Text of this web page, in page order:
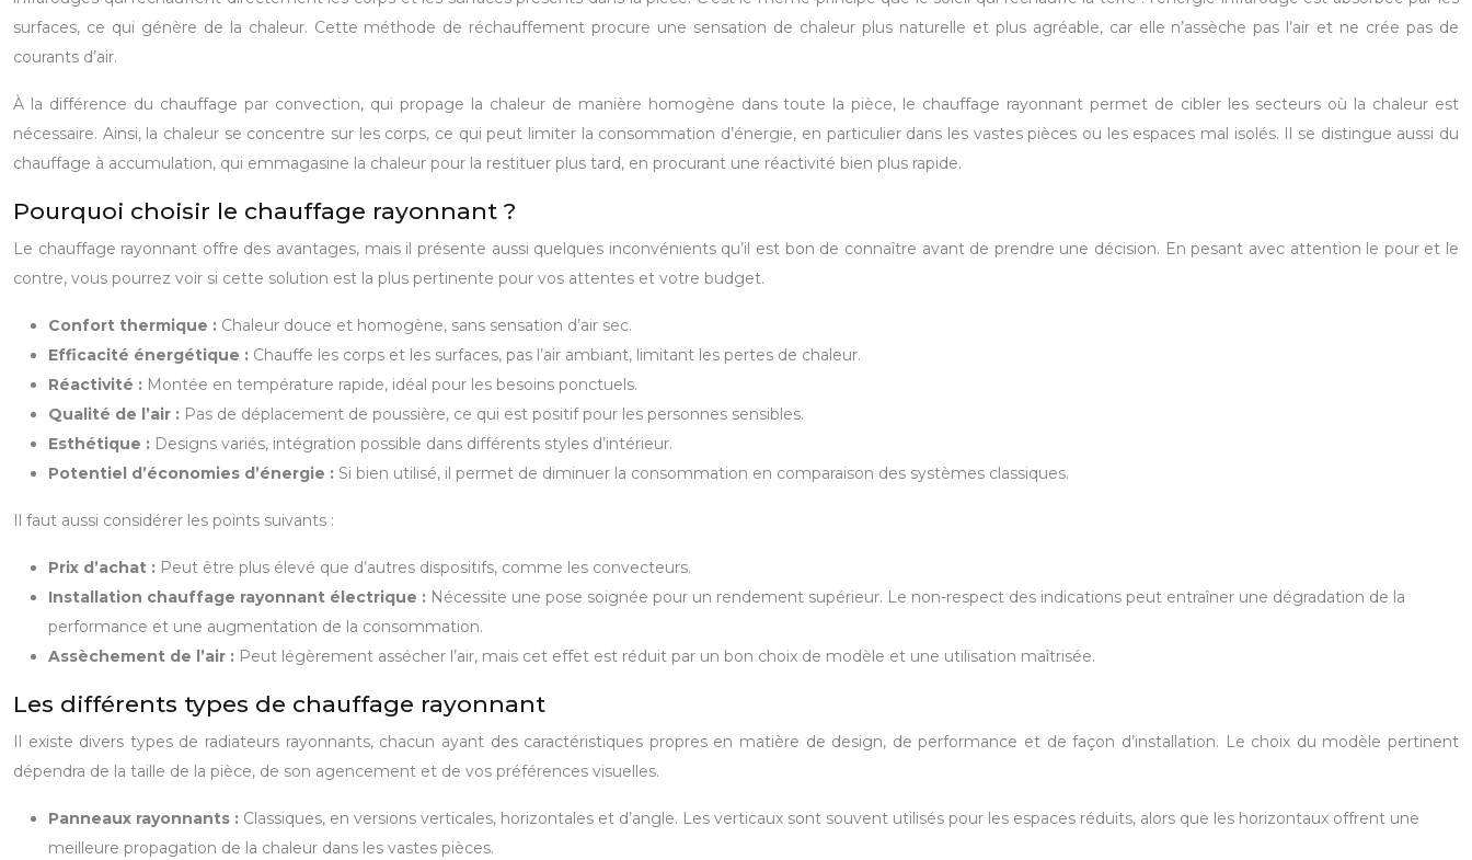
surfaces, ce qui génère de la chaleur. Cette méthode de réchauffement procure une sensation de chaleur plus naturelle et plus agréable, car elle n’assèche pas l’air et ne crée pas de
courants d’air.
À la différence du chauffage par convection, qui propage la chaleur de manière homogène dans toute la pièce, le chauffage rayonnant permet de cibler les secteurs où la chaleur est
nécessaire. Ainsi, la chaleur se concentre sur les corps, ce qui peut limiter la consommation d’énergie, en particulier dans les vastes pièces ou les espaces mal isolés. Il se distingue aussi du
chauffage à accumulation, qui emmagasine la chaleur pour la restituer plus tard, en procurant une réactivité bien plus rapide.
Pourquoi choisir le chauffage rayonnant ?
Le chauffage rayonnant offre des avantages, mais il présente aussi quelques inconvénients qu’il est bon de connaître avant de prendre une décision. En pesant avec attention le pour et le
contre, vous pourrez voir si cette solution est la plus pertinente pour vos attentes et votre budget.
Confort thermique : Chaleur douce et homogène, sans sensation d’air sec.
Efficacité énergétique : Chauffe les corps et les surfaces, pas l’air ambiant, limitant les pertes de chaleur.
Réactivité : Montée en température rapide, idéal pour les besoins ponctuels.
Qualité de l’air : Pas de déplacement de poussière, ce qui est positif pour les personnes sensibles.
Esthétique : Designs variés, intégration possible dans différents styles d’intérieur.
Potentiel d’économies d’énergie : Si bien utilisé, il permet de diminuer la consommation en comparaison des systèmes classiques.
Il faut aussi considérer les points suivants :
Prix d’achat : Peut être plus élevé que d’autres dispositifs, comme les convecteurs.
Installation chauffage rayonnant électrique : Nécessite une pose soignée pour un rendement supérieur. Le non-respect des indications peut entraîner une dégradation de la
performance et une augmentation de la consommation.
Assèchement de l’air : Peut légèrement assécher l’air, mais cet effet est réduit par un bon choix de modèle et une utilisation maîtrisée.
Les différents types de chauffage rayonnant
Il existe divers types de radiateurs rayonnants, chacun ayant des caractéristiques propres en matière de design, de performance et de façon d’installation. Le choix du modèle pertinent
dépendra de la taille de la pièce, de son agencement et de vos préférences visuelles.
Panneaux rayonnants : Classiques, en versions verticales, horizontales et d’angle. Les verticaux sont souvent utilisés pour les espaces réduits, alors que les horizontaux offrent une
meilleure propagation de la chaleur dans les vastes pièces.